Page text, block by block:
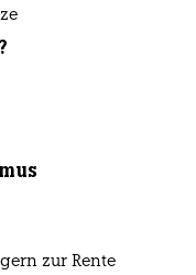
zur Rente